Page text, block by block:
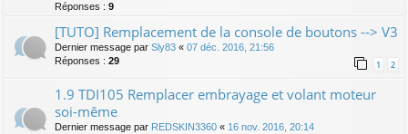
Réponses : 9
[TUTO] Remplacement de la console de boutons --> V3
Dernier message par Sly83 « 07 déc. 2016, 21:56
Réponses : 29 1 2
1.9 TDI105 Remplacer embrayage et volant moteur
soi-même
Dernier message par REDSKIN3360 « 16 nov. 2016, 20:14